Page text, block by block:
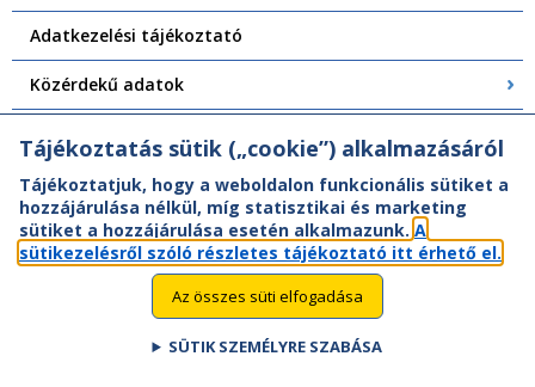
Adatkezelési tájékoztató
Közérdekű adatok
Tájékoztatás sütik („cookie”) alkalmazásáról
Tájékoztatjuk, hogy a weboldalon funkcionális sütiket a
hozzájárulása nélkül, míg statisztikai és marketing
sütiket a hozzájárulása esetén alkalmazunk. A
sütikezelésről szóló részletes tájékoztató itt érhető el.
Az összes süti elfogadása
SÜTIK SZEMÉLYRE SZABÁSA